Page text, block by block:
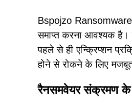
Bspojzo Ransomware
समाप्त करना आवश्यक है।
पहले से ही एन्क्रिप्शन
होने से रोकने के लिए
रैनसमवेयर संक्रमण के